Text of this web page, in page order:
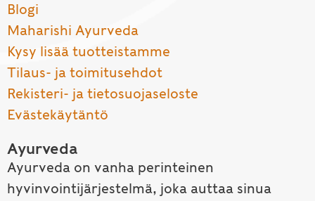
Blogi
Maharishi Ayurveda
Kysy lisää tuotteistamme
Tilaus- ja toimitusehdot
Rekisteri- ja tietosuojaseloste
Evästekäytäntö
Ayurveda
Ayurveda on vanha perinteinen
hyvinvointijärjestelmä, joka auttaa sinua